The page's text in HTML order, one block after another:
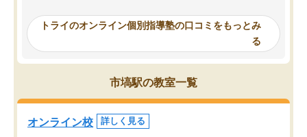
ったんですが、学生の先生から学ぶこ
み、徐々に成績が上がったらいいなと
思っていました。何が今足りないのか
を的確に指導いただき、子どももびっ
くりするほど楽しんでやる気を持って
塾を受けています。狙い通り、少しず
つ成績も上がり、苦手意識も無くなっ
てきたので、さらに苦手な数学も追加
らないところをピンポイ
頂いて、とてもわかり
していました。一生を
スト、多少お金がかかっ
トライのオンライン個別指導塾の口コミをもっとみ
る
市塙駅の教室一覧
オンライン校 詳しく見る